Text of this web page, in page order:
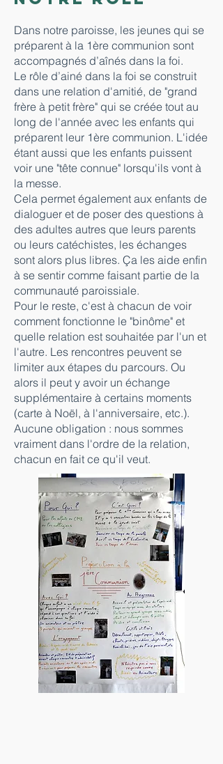
Dans notre paroisse, les jeunes qui se
préparent à la 1ère communion sont
accompagnés d’aînés dans la foi.
Le rôle d’ainé dans la foi se construit
dans une relation d'amitié, de "grand
frère à petit frère" qui se créée tout au
long de l'année avec les enfants qui
préparent leur 1ère communion. L'idée
étant aussi que les enfants puissent
voir une "tête connue" lorsqu'ils vont à
la messe.
Cela permet également aux enfants de
dialoguer et de poser des questions à
des adultes autres que leurs parents
ou leurs catéchistes, les échanges
sont alors plus libres. Ça les aide enfin
à se sentir comme faisant partie de la
communauté paroissiale.
Pour le reste, c'est à chacun de voir
comment fonctionne le "binôme" et
quelle relation est souhaitée par l'un et
l'autre. Les rencontres peuvent se
limiter aux étapes du parcours. Ou
alors il peut y avoir un échange
supplémentaire à certains moments
(carte à Noël, à l'anniversaire, etc.).
Aucune obligation : nous sommes
vraiment dans l'ordre de la relation,
chacun en fait ce qu'il veut.